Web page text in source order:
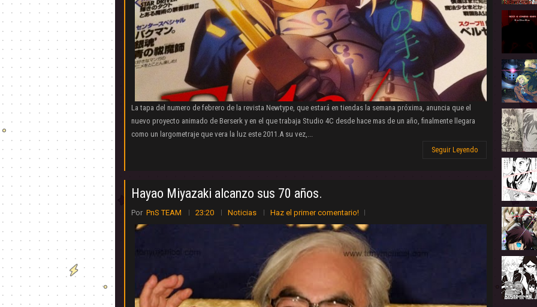
La tapa del numero de febrero de la revista Newtype, que estará en tiendas la semana próxima, anuncia que el
nuevo proyecto animado de Berserk y en el que trabaja Studio 4C desde hace mas de un año, finalmente llegara
como un largometraje que vera la luz este 2011.A su vez,...
Seguir Leyendo
Hayao Miyazaki alcanzo sus 70 años.
Por PnS TEAM 23:20 Noticias Haz el primer comentario!